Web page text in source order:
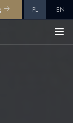
PL EN